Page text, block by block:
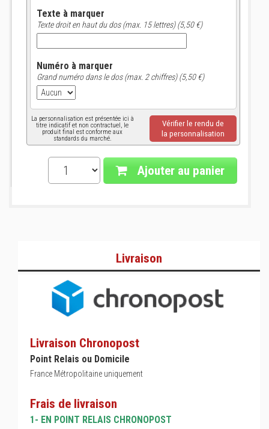
Texte à marquer
Texte droit en haut du dos (max. 15 lettres) (5,50 €)
Numéro à marquer
Grand numéro dans le dos (max. 2 chiffres) (5,50 €)
La personnalisation est présentée ici à
titre indicatif et non contractuel, le
produit final est conforme aux
standards du marché.
Vérifier le rendu de
la personnalisation
Ajouter au panier
Livraison
Livraison Chronopost
Point Relais ou Domicile
France Métropolitaine uniquement
Frais de livraison
1- EN POINT RELAIS CHRONOPOST